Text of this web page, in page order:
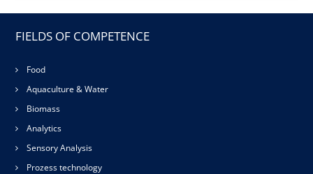
FIELDS OF COMPETENCE
Food
Aquaculture & Water
Biomass
Analytics
Sensory Analysis
Prozess technology